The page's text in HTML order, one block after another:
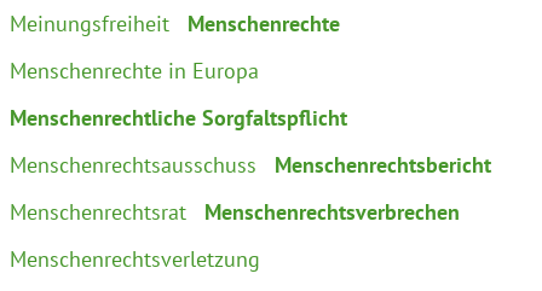
Meinungsfreiheit
Menschenrechte
Menschenrechte in Europa
Menschenrechtliche Sorgfaltspflicht
Menschenrechtsausschuss
Menschenrechtsbericht
Menschenrechtsrat
Menschenrechtsverbrechen
Menschenrechtsverletzung